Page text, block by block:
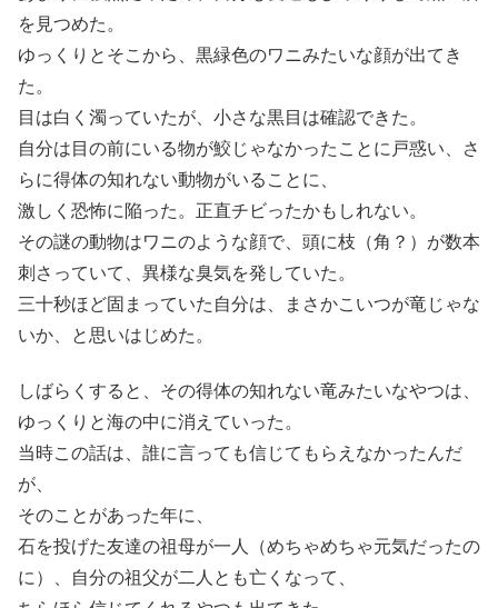
を見つめた。
ゆっくりとそこから、黒緑色のワニみたいな顔が出てき
た。
目は白く濁っていたが、小さな黒目は確認できた。
自分は目の前にいる物が鮫じゃなかったことに戸惑い、さ
らに得体の知れない動物がいることに、
激しく恐怖に陥った。正直チビったかもしれない。
その謎の動物はワニのような顔で、頭に枝（角？）が数本
刺さっていて、異様な臭気を発していた。
三十秒ほど固まっていた自分は、まさかこいつが竜じゃな
いか、と思いはじめた。
しばらくすると、その得体の知れない竜みたいなやつは、
ゆっくりと海の中に消えていった。
当時この話は、誰に言っても信じてもらえなかったんだ
が、
そのことがあった年に、
石を投げた友達の祖母が一人（めちゃめちゃ元気だったの
に）、自分の祖父が二人とも亡くなって、